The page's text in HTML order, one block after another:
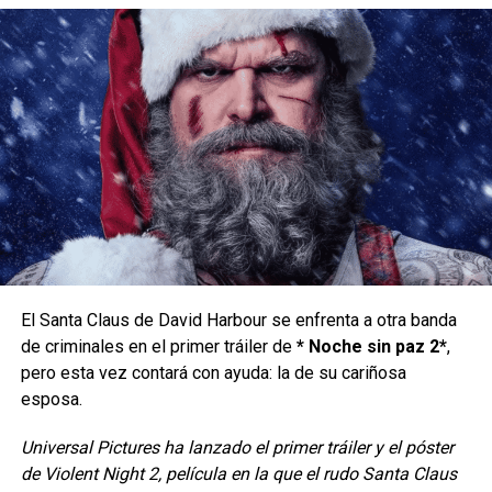
más joven, dándoles su dosis de gore a los fanáticos del
horror, algunos sustos y entre todo este embrollo contar
una historia que involucre a los icónicos personajes,
desde mi punto de vista, estuvo muy cerca de salirse con
la suya y a continuación les cuento por qué.
¿DE QUÉ TRATA?
El Santa Claus de David Harbour se enfrenta a otra banda
de criminales en el primer tráiler de * Noche sin paz 2*,
pero esta vez contará con ayuda: la de su cariñosa
esposa.
Universal Pictures ha lanzado el primer tráiler y el póster
de Violent Night 2, película en la que el rudo Santa Claus